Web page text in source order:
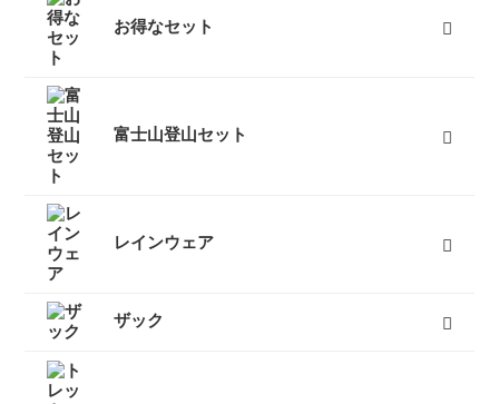
お得なセット
富士山登山向けセット
キャンプセット
登山セット
フェスセット
スノースポーツセット
スノーギアセット
屋久島向けセット
ツーリングセット
レジャーセット
すべて
富士山登山セット
富士山登山セット一覧
富士山登山のおすすめセット情報
富士山登山初心者お役立ち情報
富士山登山の服装・ファッション
富士山登山の装備・持ち物
富士山登山経験者の声・アドバイス
富士山登山体験レポート
富士山登山利用者からの手紙
レインウェア
レディースレインウェア
メンズレインウェア
キッズレインウェア
ポンチョ
アンブレラ（傘）
すべて ザック
50L以上ザック
50L未満ザック（レディース）
50L未満ザック（メンズ）
キッズ用ザック
ベビーキャリア
ザックカバー
バックカントリーザック
トラベルバッグ
すべて